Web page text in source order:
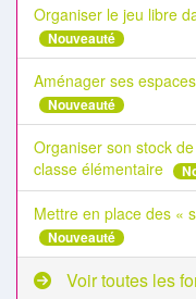
Organiser le jeu libre
Nouveauté
Aménager ses
Nouveauté
Organiser son stock
classe élémentaire
Mettre en place des «
Nouveauté
Voir toutes les